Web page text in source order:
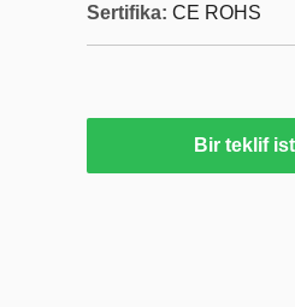
Sertifika: CE ROHS
Bir teklif